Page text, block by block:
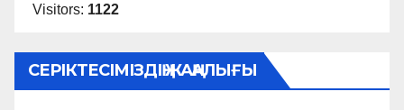
Visitors: 1122
СЕРІКТЕСІМІЗДІҢ ЖАҢАЛЫҒЫ